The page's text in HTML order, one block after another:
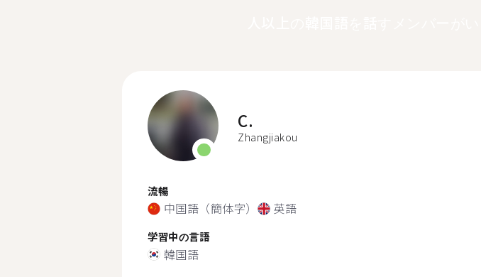
C.
Zhangjiakou
流暢
中国語（簡体字） 英語
学習中の言語
韓国語